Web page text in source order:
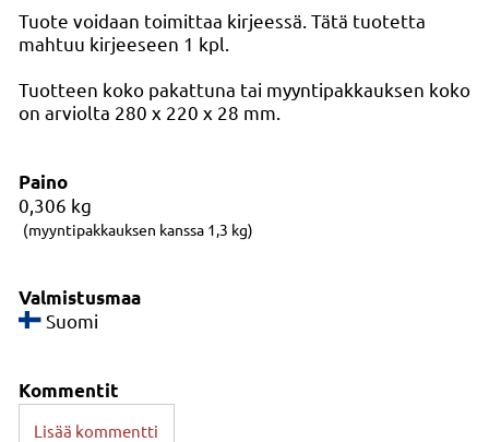
Tuote voidaan toimittaa kirjeessä. Tätä tuotetta
mahtuu kirjeeseen 1 kpl.
Tuotteen koko pakattuna tai myyntipakkauksen koko
on arviolta 280 x 220 x 28 mm.
Paino
0,306 kg
(myyntipakkauksen kanssa 1,3 kg)
Valmistusmaa
Suomi
Kommentit
Lisää kommentti